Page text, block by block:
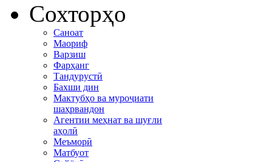
Сохторҳо
Саноат
Маориф
Варзиш
Фарҳанг
Тандурустӣ
Бахши дин
Мактубҳо ва муроҷиати
шаҳрвандон
Агентии меҳнат ва шуғли
аҳолӣ
Меъморӣ
Матбуот